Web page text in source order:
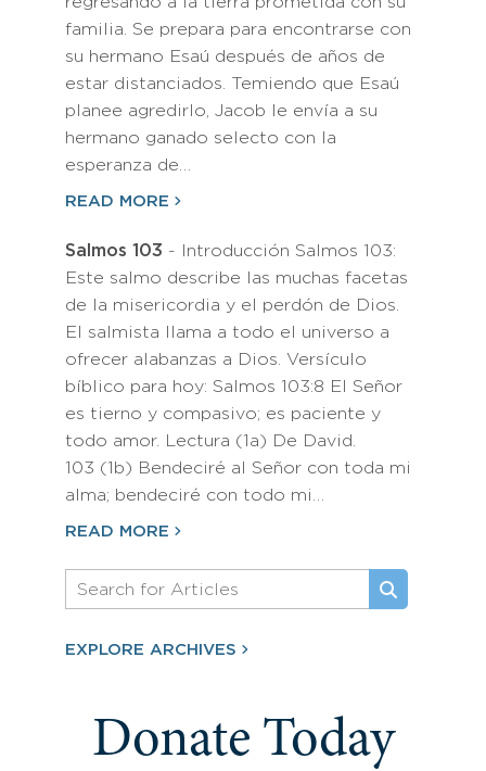
familia. Se prepara para encontrarse con
su hermano Esaú después de años de
estar distanciados. Temiendo que Esaú
planee agredirlo, Jacob le envía a su
hermano ganado selecto con la
esperanza de…
READ MORE
Salmos 103 - Introducción Salmos 103:
Este salmo describe las muchas facetas
de la misericordia y el perdón de Dios.
El salmista llama a todo el universo a
ofrecer alabanzas a Dios. Versículo
bíblico para hoy: Salmos 103:8 El Señor
es tierno y compasivo; es paciente y
todo amor. Lectura (1a) De David.
103 (1b) Bendeciré al Señor con toda mi
alma; bendeciré con todo mi…
READ MORE
EXPLORE ARCHIVES
Donate Today